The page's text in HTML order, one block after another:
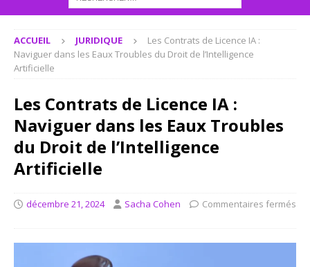
ACCUEIL JURIDIQUE
Les Contrats de Licence IA :
Naviguer dans les Eaux Troubles du Droit de l’Intelligence
Artificielle
Les Contrats de Licence IA :
Naviguer dans les Eaux Troubles
du Droit de l’Intelligence
Artificielle
décembre 21, 2024 Sacha Cohen Commentaires fermés